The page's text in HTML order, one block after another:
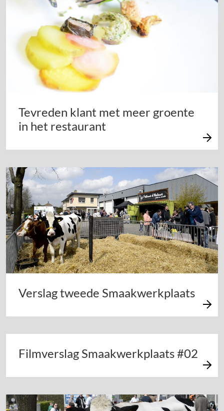
Tevreden klant met meer groente
in het restaurant
Verslag tweede Smaakwerkplaats
Filmverslag Smaakwerkplaats #02